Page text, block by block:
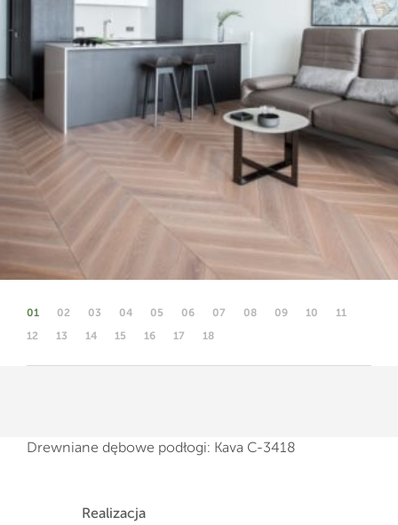
01 02 03 04 05 06 07 08 09 10
11
12
13 14 15 16 17 18
Drewniane dębowe podłogi: Kava C-3418
Realizacja